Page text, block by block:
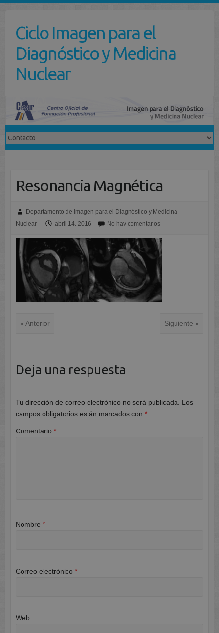
contenidoCiclo Imagen para el
Diagnóstico y Medicina
Nuclear
Resonancia Magnética
Departamento de Imagen para el Diagnóstico y Medicina
Nuclear
abril 14, 2016 No hay comentarios
« Anterior Siguiente »
Deja una respuesta
Tu dirección de correo electrónico no será publicada.
Los
campos obligatorios están marcados con *
Comentario *
Nombre *
Correo electrónico *
Web